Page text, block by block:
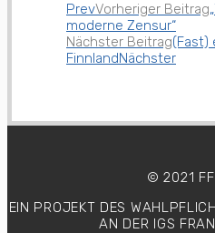
PrevVorheriger Beitrag
moderne Zensur“
Nächster Beitrag(Fast)
FinnlandNächster
© 2021
EIN PROJEKT DES
AN DER IGS